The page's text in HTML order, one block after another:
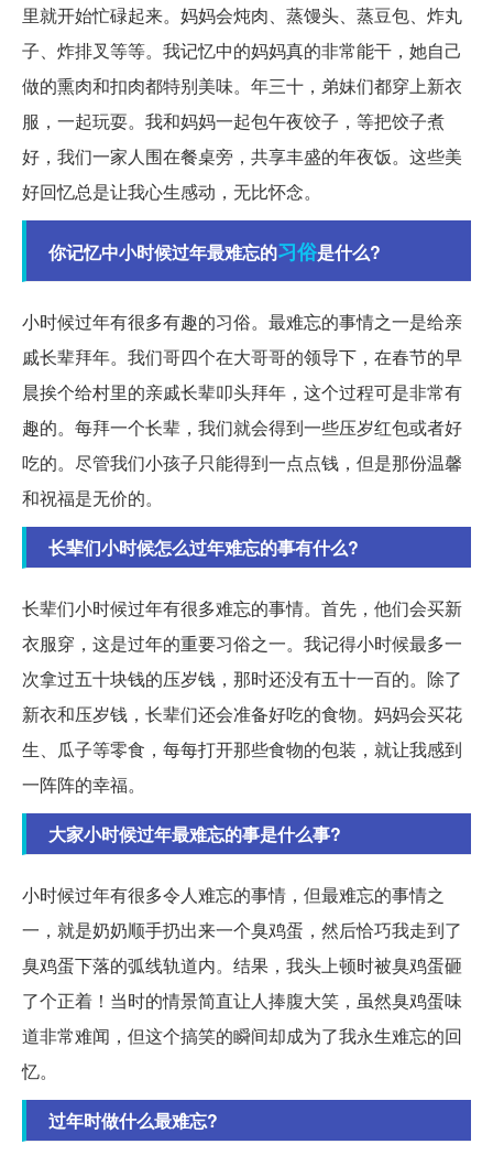
里就开始忙碌起来。妈妈会炖肉、蒸馒头、蒸豆包、炸丸
子、炸排叉等等。我记忆中的妈妈真的非常能干，她自己
做的熏肉和扣肉都特别美味。年三十，弟妹们都穿上新衣
服，一起玩耍。我和妈妈一起包午夜饺子，等把饺子煮
好，我们一家人围在餐桌旁，共享丰盛的年夜饭。这些美
好回忆总是让我心生感动，无比怀念。
你记忆中小时候过年最难忘的习俗是什么?
小时候过年有很多有趣的习俗。最难忘的事情之一是给亲
戚长辈拜年。我们哥四个在大哥哥的领导下，在春节的早
晨挨个给村里的亲戚长辈叩头拜年，这个过程可是非常有
趣的。每拜一个长辈，我们就会得到一些压岁红包或者好
吃的。尽管我们小孩子只能得到一点点钱，但是那份温馨
和祝福是无价的。
长辈们小时候怎么过年难忘的事有什么?
长辈们小时候过年有很多难忘的事情。首先，他们会买新
衣服穿，这是过年的重要习俗之一。我记得小时候最多一
次拿过五十块钱的压岁钱，那时还没有五十一百的。除了
新衣和压岁钱，长辈们还会准备好吃的食物。妈妈会买花
生、瓜子等零食，每每打开那些食物的包装，就让我感到
一阵阵的幸福。
大家小时候过年最难忘的事是什么事?
小时候过年有很多令人难忘的事情，但最难忘的事情之
一，就是奶奶顺手扔出来一个臭鸡蛋，然后恰巧我走到了
臭鸡蛋下落的弧线轨道内。结果，我头上顿时被臭鸡蛋砸
了个正着！当时的情景简直让人捧腹大笑，虽然臭鸡蛋味
道非常难闻，但这个搞笑的瞬间却成为了我永生难忘的回
忆。
过年时做什么最难忘?